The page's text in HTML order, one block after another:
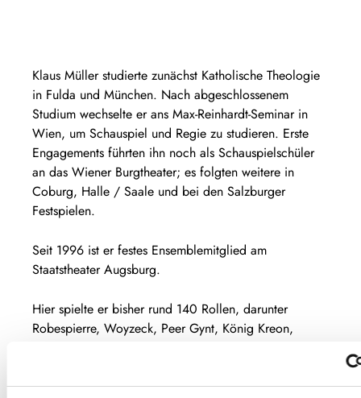
Klaus Müller studierte zunächst Katholische Theologie
in Fulda und München. Nach abgeschlossenem
Studium wechselte er ans Max-Reinhardt-Seminar in
Wien, um Schauspiel und Regie zu studieren. Erste
Engagements führten ihn noch als Schauspielschüler
an das Wiener Burgtheater; es folgten weitere in
Coburg, Halle / Saale und bei den Salzburger
Festspielen.
Seit 1996 ist er festes Ensemblemitglied am
Staatstheater Augsburg.
Hier spielte er bisher rund 140 Rollen, darunter
Robespierre, Woyzeck, Peer Gynt, König Kreon,
Weber in verschiedenen Folgen des Augsburger